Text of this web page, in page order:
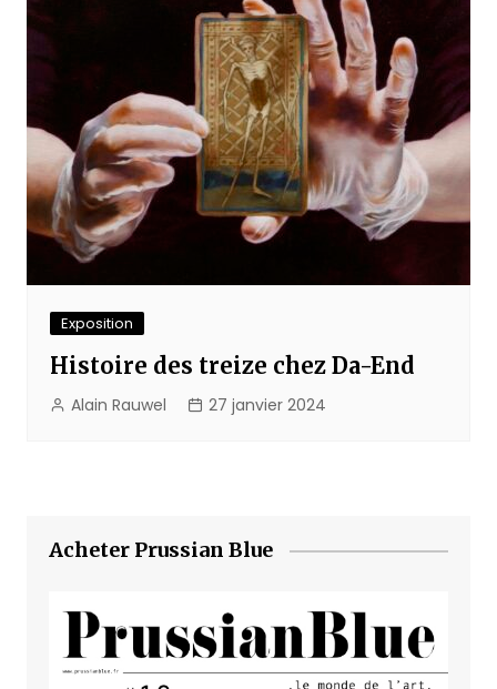
Exposition
Histoire des treize chez Da-End
Alain Rauwel 27 janvier 2024
Acheter Prussian Blue